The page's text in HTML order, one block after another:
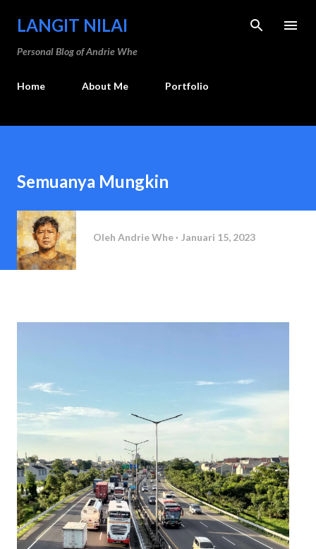
Langsung ke konten utama
LANGIT NILAI
Personal Blog of Andrie Whe
Home About Me Portfolio
Semuanya Mungkin
Oleh Andrie Whe Januari 15, 2023